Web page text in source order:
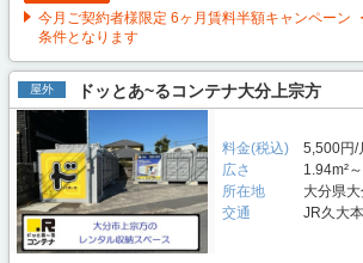
今月ご契約者様限定 6ヶ月賃料半額キャンペーン
条件となります
屋外 ドッとあ~るコンテナ大分上宗方
料金(税込)
5,500円/
広さ
1.94m²
所在地
大分県
交通
JR久大